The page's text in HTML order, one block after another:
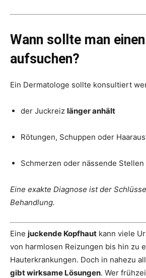
Wann sollte man
aufsuchen?
Ein Dermatologe sollte konsultiert
der Juckreiz länger anhält
Rötungen, Schuppen oder
Schmerzen oder nässende
Eine exakte Diagnose ist der
Behandlung.
Eine juckende Kopfhaut kann viele
von harmlosen Reizungen bis hin zu
Hauterkrankungen. Doch in nahezu
gibt wirksame Lösungen. Wer